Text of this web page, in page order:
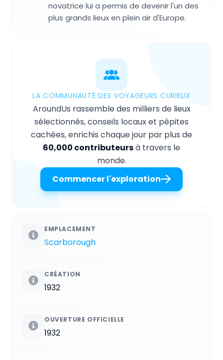
novatrice lui a permis de devenir l'un des
plus grands lieux en plein air d'Europe.
LA COMMUNAUTÉ DES VOYAGEURS CURIEUX
AroundUs rassemble des milliers de lieux
sélectionnés, conseils locaux et pépites
cachées, enrichis chaque jour par plus de
60,000 contributeursà travers le
monde.
Commencer l'exploration
EMPLACEMENT
Scarborough
CRÉATION
1932
OUVERTURE OFFICIELLE
1932